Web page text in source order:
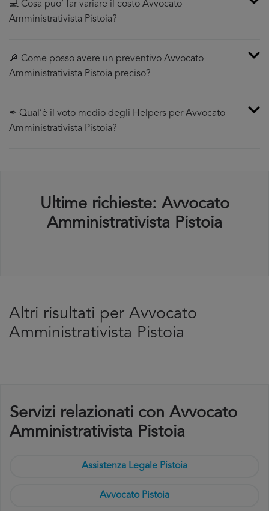
💻 Cosa puo’ far variare il costo Avvocato
Amministrativista Pistoia?
🔎 Come posso avere un preventivo Avvocato
Amministrativista Pistoia preciso?
✒ Qual’è il voto medio degli Helpers per Avvocato
Amministrativista Pistoia?
Ultime richieste: Avvocato
Amministrativista Pistoia
Altri risultati per Avvocato
Amministrativista Pistoia
Servizi relazionati con Avvocato
Amministrativista Pistoia
Assistenza Legale Pistoia
Avvocato Pistoia